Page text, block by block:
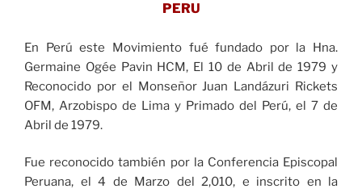
PERU
En Perú este Movimiento fué fundado por la Hna.
Germaine Ogée Pavin HCM, El 10 de Abril de 1979 y
Reconocido por el Monseñor Juan Landázuri Rickets
OFM, Arzobispo de Lima y Primado del Perú, el 7 de
Abril de 1979.
Fue reconocido también por la Conferencia Episcopal
Peruana, el 4 de Marzo del 2,010, e inscrito en la